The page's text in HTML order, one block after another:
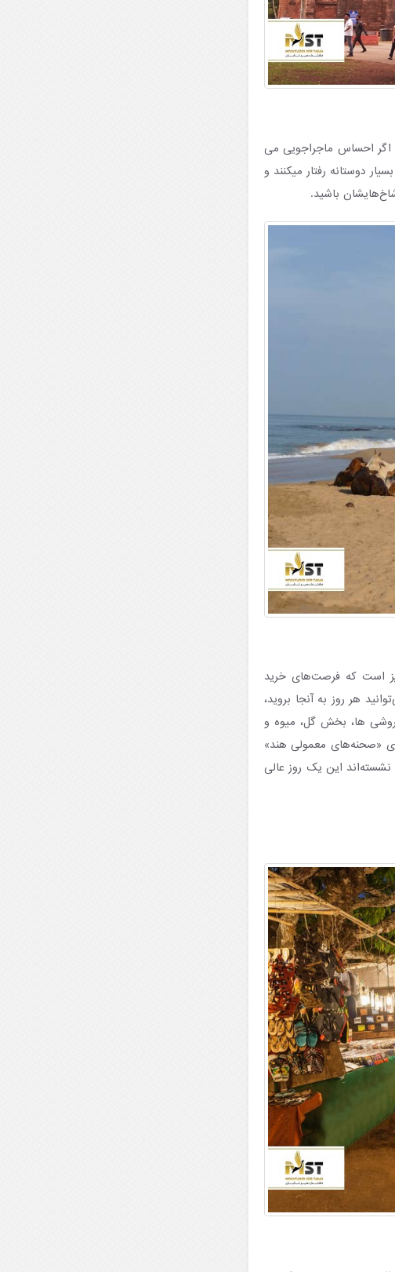
اگر احساس ماجراجویی می
دوستانه رفتار میکنند و
باشید.
است که فرصت‌های خرید
هر روز به آنجا بروید،
فروشی ها، بخش گل، میوه و
«صحنه‌های معمولی هند»
این یک روز عالی